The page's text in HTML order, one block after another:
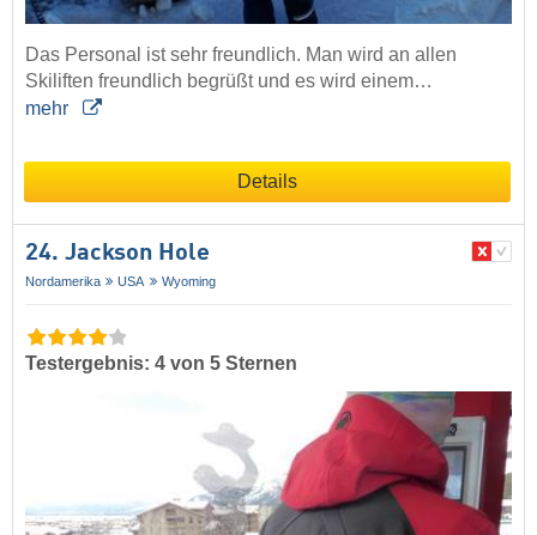
Das Personal ist sehr freundlich. Man wird an allen
Skiliften freundlich begrüßt und es wird einem…
mehr
Details
24. Jackson Hole
Nordamerika USA Wyoming
Testergebnis: 4 von 5 Sternen